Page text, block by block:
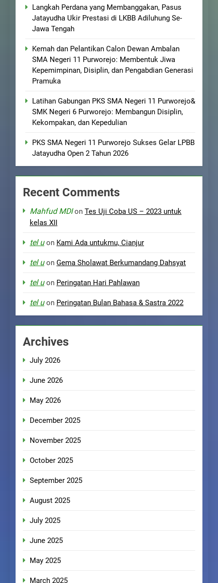
Langkah Perdana yang Membanggakan, Pasus
Jatayudha Ukir Prestasi di LKBB Adiluhung Se-
Jawa Tengah
Kemah dan Pelantikan Calon Dewan Ambalan
SMA Negeri 11 Purworejo: Membentuk Jiwa
Kepemimpinan, Disiplin, dan Pengabdian Generasi
Pramuka
Latihan Gabungan PKS SMA Negeri 11 Purworejo&
SMK Negeri 6 Purworejo: Membangun Disiplin,
Kekompakan, dan Kepedulian
PKS SMA Negeri 11 Purworejo Sukses Gelar LPBB
Jatayudha Open 2 Tahun 2026
Recent Comments
Mahfud MDIon Tes Uji Coba US – 2023 untuk
kelas XII
tel uon Kami Ada untukmu, Cianjur
tel uon Gema Sholawat Berkumandang Dahsyat
tel uon Peringatan Hari Pahlawan
tel uon Peringatan Bulan Bahasa & Sastra 2022
Archives
July 2026
June 2026
May 2026
December 2025
November 2025
October 2025
September 2025
August 2025
July 2025
June 2025
May 2025
March 2025